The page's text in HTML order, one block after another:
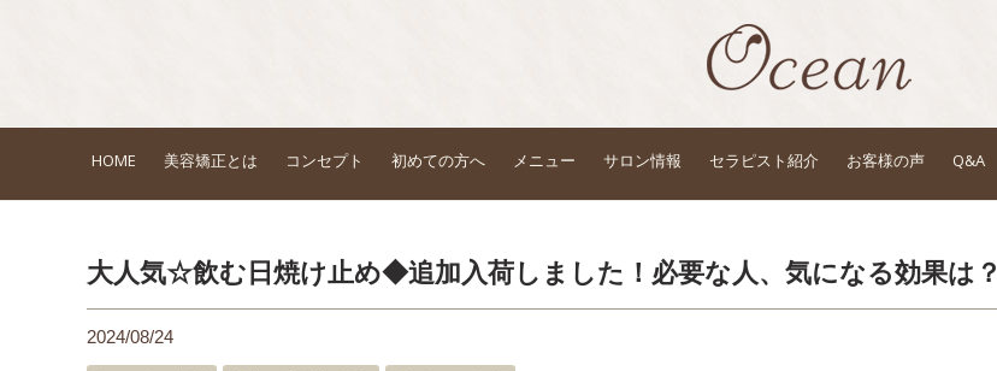
HOME 美容矯正とは コンセプト 初めての方へ メニュー サロン情報 セラピスト紹介 お客様の声 Q&A
大人気☆飲む日焼け止め◆追加入荷しました！必要な人、気になる効果は？
2024/08/24